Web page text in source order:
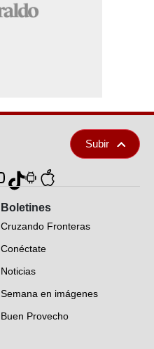
Subir
Boletines
Cruzando Fronteras
Conéctate
Noticias
Semana en imágenes
Buen Provecho